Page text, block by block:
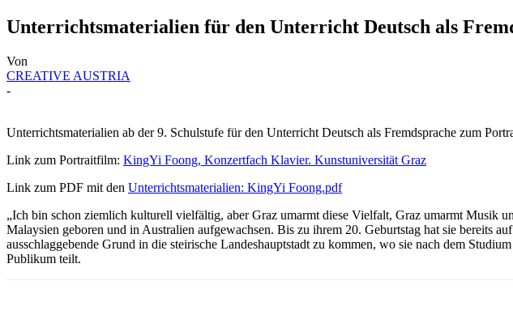
Unterrichtsmaterialien für den Unterricht Deutsch als
Von
CREATIVE AUSTRIA
-
Unterrichtsmaterialien ab der 9. Schulstufe für den Unterricht Deutsch als Fremdsprache zum
Link zum Portraitfilm: KingYi Foong, Konzertfach Klavier. Kunstuniversität Graz
Link zum PDF mit den Unterrichtsmaterialien: KingYi Foong.pdf
„Ich bin schon ziemlich kulturell vielfältig, aber Graz umarmt diese Vielfalt, Graz umarmt
Malaysien geboren und in Australien aufgewachsen. Bis zu ihrem 20. Geburtstag hat sie bereits
ausschlaggebende Grund in die steirische Landeshauptstadt zu kommen, wo sie nach dem
Publikum teilt.